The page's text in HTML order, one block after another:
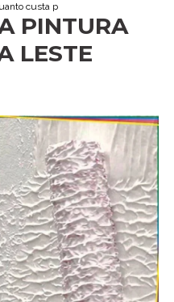
custa pintura arenato zona leste
PINTURA
LESTE